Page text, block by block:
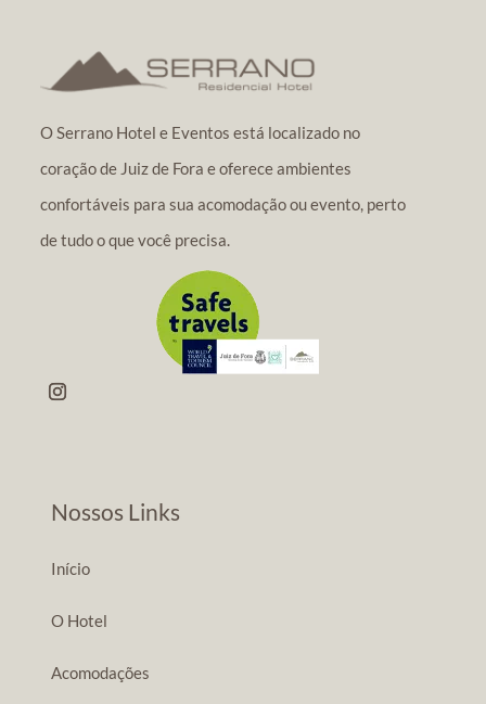
O Serrano Hotel e Eventos está localizado no
coração de Juiz de Fora e oferece ambientes
confortáveis para sua acomodação ou evento, perto
de tudo o que você precisa.
Nossos Links
Início
O Hotel
Acomodações